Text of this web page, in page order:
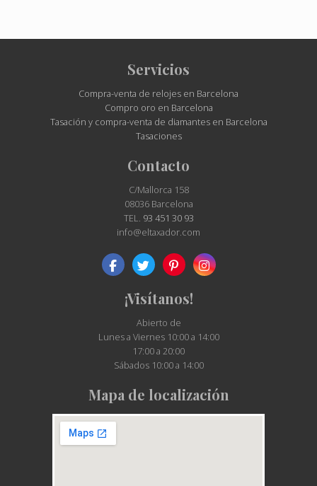
Servicios
Compra-venta de relojes en Barcelona
Compro oro en Barcelona
Tasación y compra-venta de diamantes en Barcelona
Tasaciones
Contacto
C/Mallorca 158
08036 Barcelona
TEL. 93 451 30 93
info@eltaxador.com
¡Visítanos!
Abierto de
Lunes a Viernes 10:00 a 14:00
17:00 a 20:00
Sábados 10:00 a 14:00
Mapa de localización